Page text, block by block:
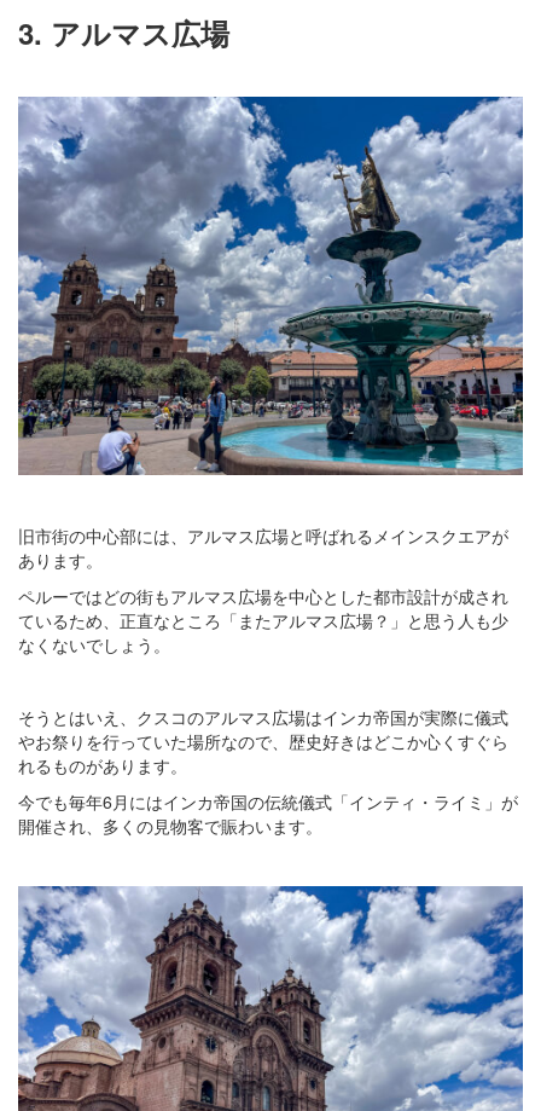
3. アルマス広場
旧市街の中心部には、アルマス広場と呼ばれるメインスクエアが
あります。
ペルーではどの街もアルマス広場を中心とした都市設計が成され
ているため、正直なところ「またアルマス広場？」と思う人も少
なくないでしょう。
そうとはいえ、クスコのアルマス広場はインカ帝国が実際に儀式
やお祭りを行っていた場所なので、歴史好きはどこか心くすぐら
れるものがあります。
今でも毎年6月にはインカ帝国の伝統儀式「インティ・ライミ」が
開催され、多くの見物客で賑わいます。